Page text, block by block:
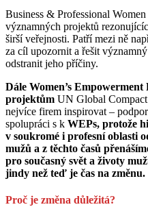
Business & Professional
významných projektů
širší veřejnosti. Patří mezi ně
za cíl upozornit a řešit
odstranit jeho příčiny.
Dále Women’s
projektům UN Global
nejvíce firem inspirovat –
spolupráci s k WEPs, protože
v soukromé i profesní oblasti
mužů a z těchto časů
pro současný svět a životy
jindy než teď je čas na změnu.
Proč je změna důležitá?